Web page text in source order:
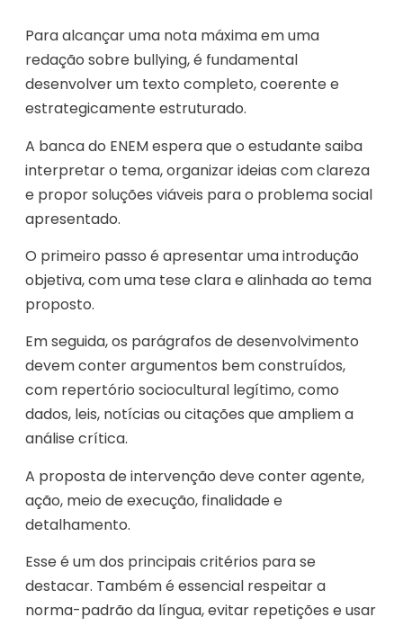
Para alcançar uma nota máxima em uma
redação sobre bullying, é fundamental
desenvolver um texto completo, coerente e
estrategicamente estruturado.
A banca do ENEM espera que o estudante saiba
interpretar o tema, organizar ideias com clareza
e propor soluções viáveis para o problema social
apresentado.
O primeiro passo é apresentar uma introdução
objetiva, com uma tese clara e alinhada ao tema
proposto.
Em seguida, os parágrafos de desenvolvimento
devem conter argumentos bem construídos,
com repertório sociocultural legítimo, como
dados, leis, notícias ou citações que ampliem a
análise crítica.
A proposta de intervenção deve conter agente,
ação, meio de execução, finalidade e
detalhamento.
Esse é um dos principais critérios para se
destacar. Também é essencial respeitar a
norma-padrão da língua, evitar repetições e usar